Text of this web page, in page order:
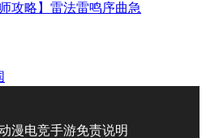
攻略】雷法雷鸣序曲急
漫电竞手游免责说明